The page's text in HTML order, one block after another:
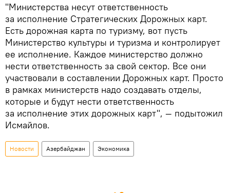
"Министерства несут ответственность
за исполнение Стратегических Дорожных карт.
Есть дорожная карта по туризму, вот пусть
Министерство культуры и туризма и контролирует
ее исполнение. Каждое министерство должно
нести ответственность за свой сектор. Все они
участвовали в составлении Дорожных карт. Просто
в рамках министерств надо создавать отделы,
которые и будут нести ответственность
за исполнение этих дорожных карт", — подытожил
Исмайлов.
Новости Азербайджан Экономика